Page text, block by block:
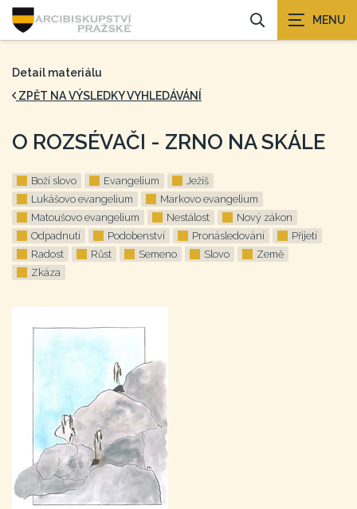
Detail materiálu
ZPĚT NA VÝSLEDKY VYHLEDÁVÁNÍ
O ROZSÉVAČI - ZRNO NA SKÁLE
Boží slovo Evangelium
Ježíš
Lukášovo evangelium
Markovo evangelium
Matoušovo evangelium
Nestálost
Nový zákon
Odpadnutí
Podobenství Pronásledování
Přijetí
Radost
Růst Semeno Slovo
Země
Zkáza